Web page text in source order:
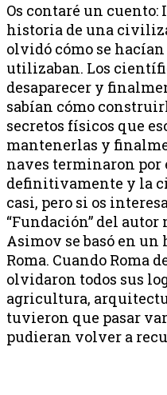
Os contaré un
historia de una
olvidó cómo se
utilizaban. Los
desaparecer y
sabían cómo
secretos físicos que
mantenerlas y
naves terminaron por
definitivamente y la
casi, pero si os
“Fundación” del autor
Asimov se basó en un
Roma. Cuando Roma
olvidaron todos sus
agricultura,
tuvieron que pasar
pudieran volver a